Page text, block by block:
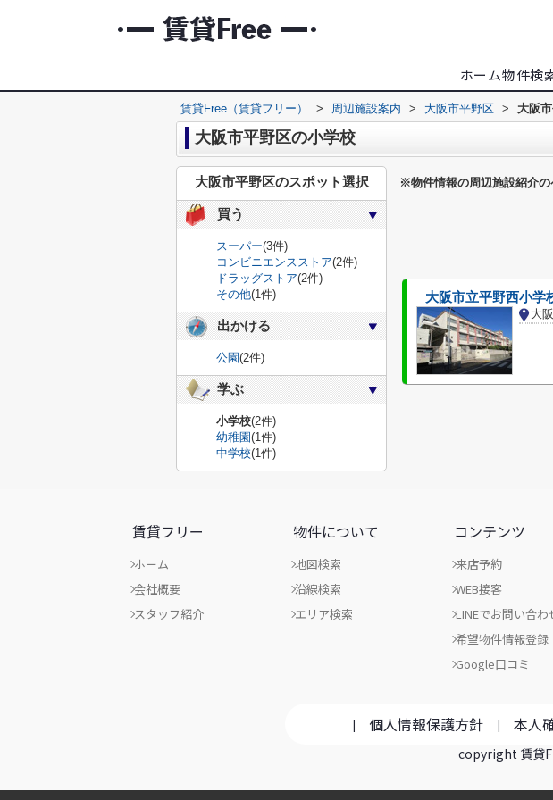
ホーム物件検
賃貸Free（賃貸フリー） > 周辺施設案内 > 大阪市平野区 > 大阪
大阪市平野区の小学校
※物件情報の周辺施設紹介の
大阪市立平野西小学
大阪市平野区のスポット選択
買う
スーパー(3件)
コンビニエンスストア(2件)
ドラッグストア(2件)
その他(1件)
出かける
公園(2件)
学ぶ
小学校(2件)
幼稚園(1件)
中学校(1件)
賃貸フリー
ホーム
会社概要
スタッフ紹介
物件について
地図検索
沿線検索
エリア検索
コンテンツ
来店予約
WEB接客
LINEでお問い合わ
希望物件情報登録
Google口コミ
個人情報保護方針 本人
copyright 賃貸